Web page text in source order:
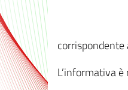
L’informativa